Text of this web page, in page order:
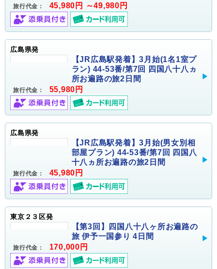
旅行代金： 45,980円 ～49,980円
広島県発
【JR広島駅発着】3月始(1名1室プ
ラン) 44-53番/第7回 四国八十八ヵ
所お遍路の旅2日間
旅行代金： 55,980円
広島県発
【JR広島駅発着】3月始(男女別相
部屋プラン) 44-53番/第7回 四国八
十八ヵ所お遍路の旅2日間
旅行代金： 45,980円
東京２３区発
【第3回】四国八十八ヶ所お遍路の
旅 伊予一国参り 4日間
旅行代金： 170,000円